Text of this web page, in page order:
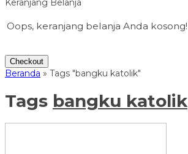
Keranjang Belanja
Oops, keranjang belanja Anda kosong!
Checkout
Beranda » Tags "bangku katolik"
Tags bangku katolik